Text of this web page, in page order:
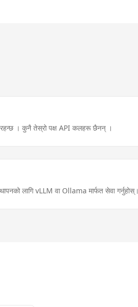
रहन्छ । कुनै तेस्रो पक्ष API कलहरू छैनन् ।
लागि vLLM वा Ollama मार्फत सेवा गर्नुहोस्।